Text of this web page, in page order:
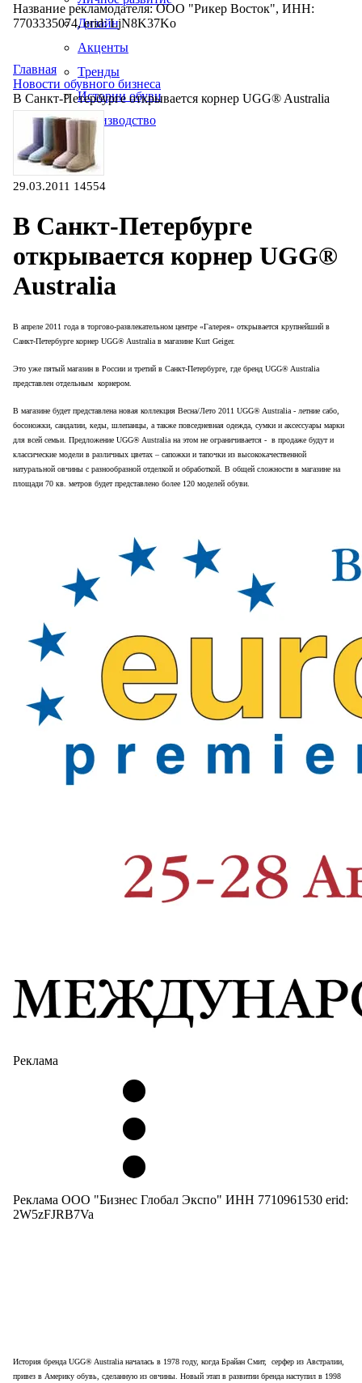
Дизайн
Акценты
Тренды
Истории обуви
Производство
Название рекламодателя: ООО "Рикер Восток", ИНН:
7703335074, erid: LjN8K37Ko
Главная
Новости обувного бизнеса
В Санкт-Петербурге открывается корнер UGG® Australia
29.03.2011 14554
В Санкт-Петербурге
открывается корнер UGG®
Australia
В апреле 2011 года в торгово-развлекательном центре «Галерея» открывается крупнейший в
Санкт-Петербурге корнер UGG® Australia в магазине Kurt Geiger.
Это уже пятый магазин в России и третий в Санкт-Петербурге, где бренд UGG® Australia
представлен отдельным корнером.
В магазине будет представлена новая коллекция Весна/Лето 2011 UGG® Australia - летние сабо,
босоножки, сандалии, кеды, шлепанцы, а также повседневная одежда, сумки и аксессуары марки
для всей семьи. Предложение UGG® Australia на этом не ограничивается - в продаже будут и
классические модели в различных цветах – сапожки и тапочки из высококачественной
натуральной овчины с разнообразной отделкой и обработкой. В общей сложности в магазине на
площади 70 кв. метров будет представлено более 120 моделей обуви.
Реклама
Реклама ООО "Бизнес Глобал Экспо" ИНН 7710961530 erid:
2W5zFJRB7Va
История бренда UGG® Australia началась в 1978 году, когда Брайан Смит, серфер из Австралии,
привез в Америку обувь, сделанную из овчины. Новый этап в развитии бренда наступил в 1998